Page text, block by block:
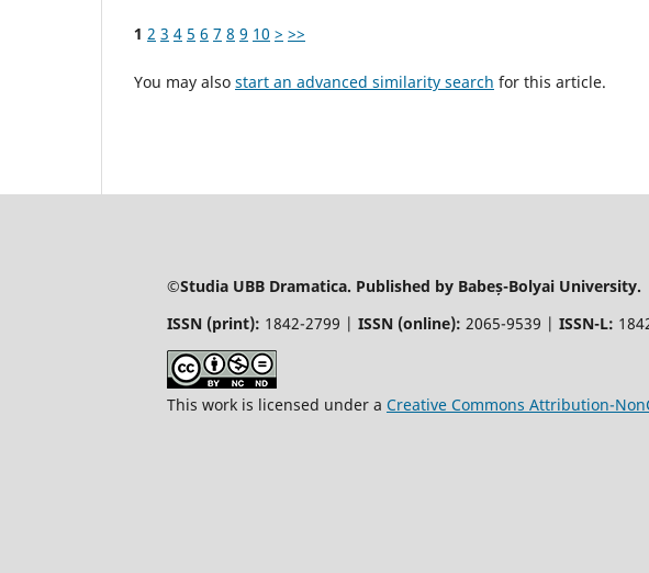
1 2 3 4 5 6 7 8 9 10 > >>
You may also start an advanced similarity search for this article.
©Studia UBB Dramatica. Published by Babeș-Bolyai University.
ISSN (print): 1842-2799 | ISSN (online): 2065-9539 | ISSN-L:
This work is licensed under a Creative Commons Attribution-